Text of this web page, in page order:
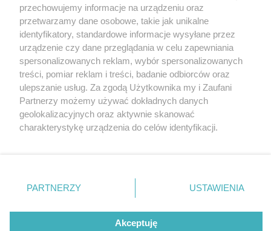
1 / 0
Nie zapomnij
zapoznać się z:
polityką prywatności
Twojemiasto
Piekary Śląskie
Chorzów
Tarnowskie Góry
Gliwice
Skontakuj sięz nami
Kontakt
Redakcja
Newsletter
przechowujemy informacje na urządzeniu oraz
przetwarzamy dane osobowe, takie jak unikalne
identyfikatory, standardowe informacje wysyłane przez
urządzenie czy dane przeglądania w celu zapewniania
spersonalizowanych reklam, wybór spersonalizowanych
treści, pomiar reklam i treści, badanie odbiorców oraz
ulepszanie usług. Za zgodą Użytkownika my i Zaufani
Partnerzy możemy używać dokładnych danych
geolokalizacyjnych oraz aktywnie skanować
charakterystykę urządzenia do celów identyfikacji.
zmienić/wycofać klikając przycisk ustawień prywatności
znajdujący się w lewym dolnym rogu strony
rodzaje przetwarzania danych nie wymagają zgody
użytkownika, ale masz prawo sprzeciwić się takiemu
PARTNERZY USTAWIENIA
Akceptuję